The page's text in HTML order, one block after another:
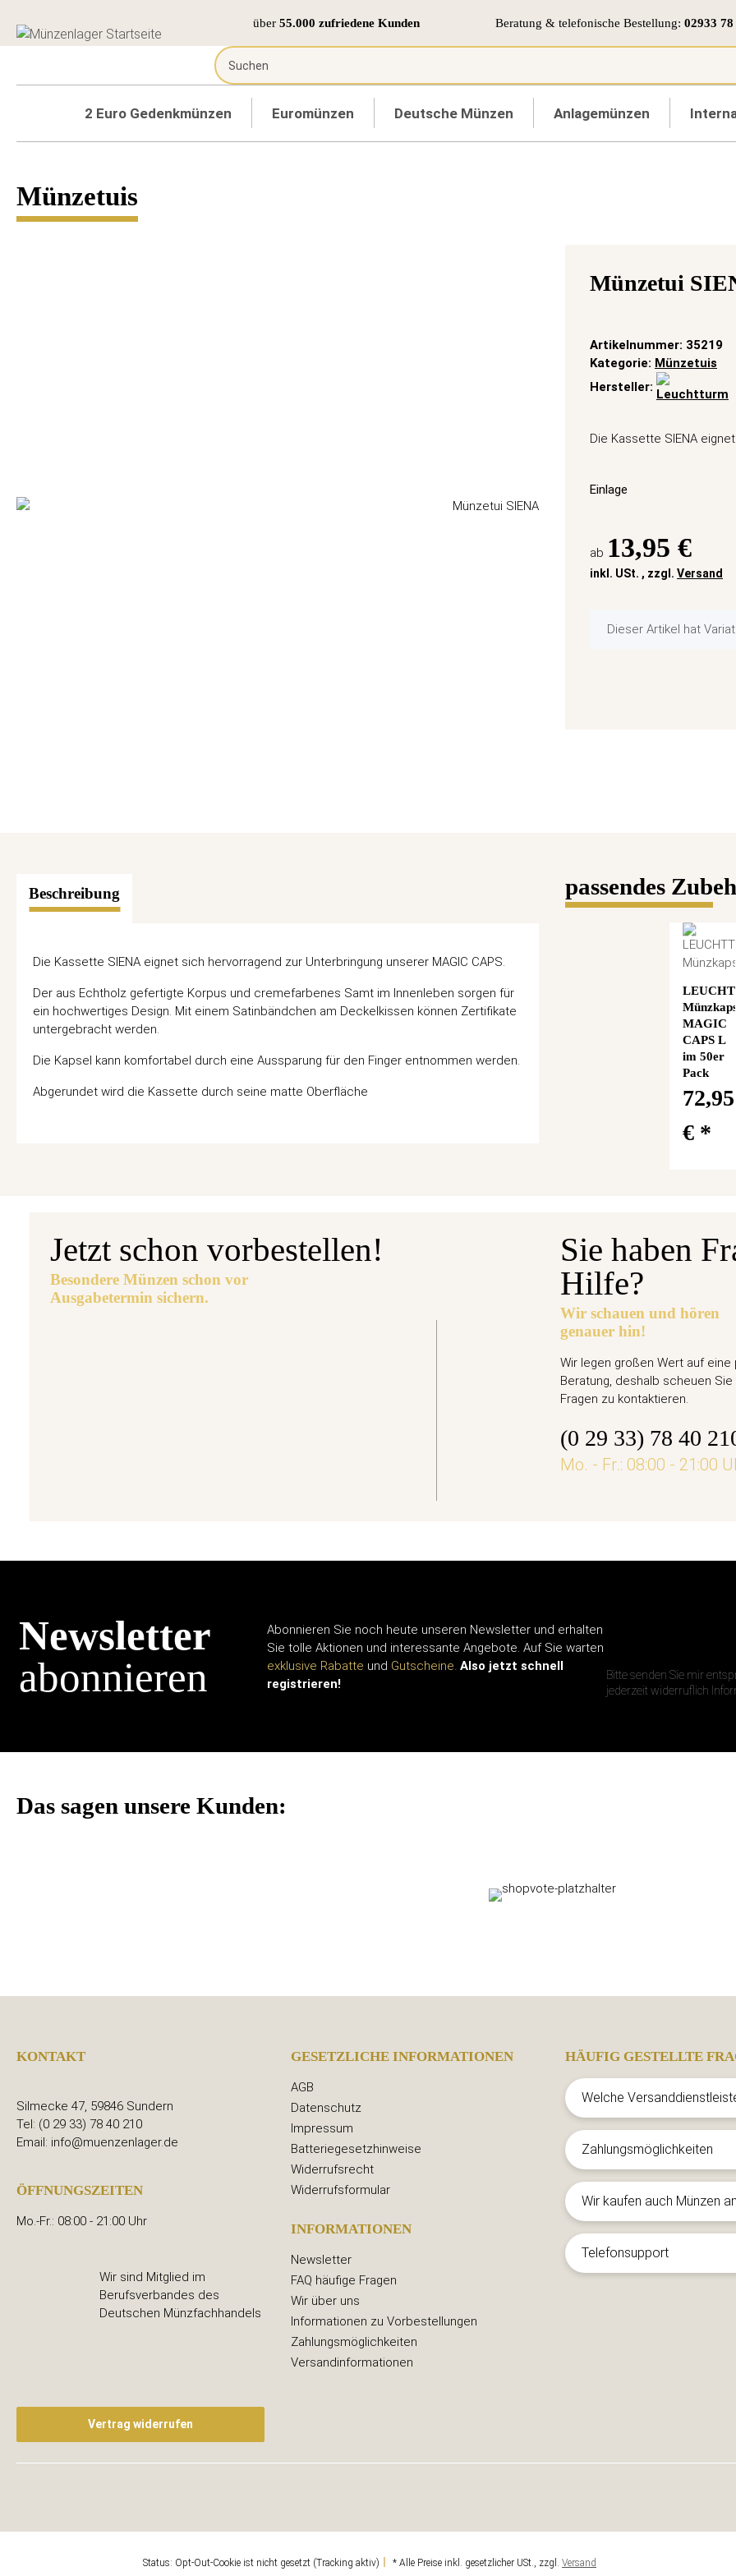
über 55.000 zufriedene Kunden Beratung & telefonische Bestellung: 02933 78
2 Euro Gedenkmünzen Euromünzen Deutsche Münzen Anlagemünzen
Münzetuis
Münzetui
Artikelnummer: 35219
Kategorie: Münzetuis
Hersteller:
Die Kassette SIENA
Einlage
ab 13,95 €
inkl. USt. , zzgl. Versand
x
Dieser Artikel hat
Beschreibung
Die Kassette SIENA eignet sich hervorragend zur Unterbringung unserer MAGIC CAPS.
Der aus Echtholz gefertigte Korpus und cremefarbenes Samt im Innenleben sorgen für
ein hochwertiges Design. Mit einem Satinbändchen am Deckelkissen können Zertifikate
untergebracht werden.
Die Kapsel kann komfortabel durch eine Aussparung für den Finger entnommen werden.
Abgerundet wird die Kassette durch seine matte Oberfläche
passendes
MAGIC
CAPS L
im 50er
Pack
72,95
€ *
Jetzt schon vorbestellen!
Besondere Münzen schon vor
Ausgabetermin sichern.
5 Euro Gedenkmünze Deutschland 2026 bfr. -
Sie haben
Hilfe?
Wir schauen und hören
genauer hin!
Wir legen großen Wert auf
Beratung, deshalb scheuen
Fragen zu kontaktieren.
(0 29 33) 78 40
Mo. - Fr.: 08:00 - 21:00
Newsletter
abonnieren
Abonnieren Sie noch heute unseren Newsletter und erhalten
Sie tolle Aktionen und interessante Angebote. Auf Sie warten
exklusive Rabatte und Gutscheine. Also jetzt schnell
registrieren!
Bitte senden Sie mir
jederzeit widerruflich
Das sagen unsere Kunden:
KONTAKT
Silmecke 47, 59846 Sundern
Tel: (0 29 33) 78 40 210
Email: info@muenzenlager.de
ÖFFNUNGSZEITEN
Mo.-Fr.: 08:00 - 21:00 Uhr
Wir sind Mitglied im
Berufsverbandes des
Deutschen Münzfachhandels
GESETZLICHE INFORMATIONEN
AGB
Datenschutz
Impressum
Batteriegesetzhinweise
Widerrufsrecht
Widerrufsformular
INFORMATIONEN
Newsletter
FAQ häufige Fragen
Wir über uns
Informationen zu Vorbestellungen
Zahlungsmöglichkeiten
Versandinformationen
HÄUFIG GESTELLTE
Welche
Zahlungsmöglichkeiten
Wir kaufen auch Münzen an
Telefonsupport
Vertrag widerrufen
Status: Opt-Out-Cookie ist nicht gesetzt (Tracking aktiv) * Alle Preise inkl. gesetzlicher USt., zzgl. Versand